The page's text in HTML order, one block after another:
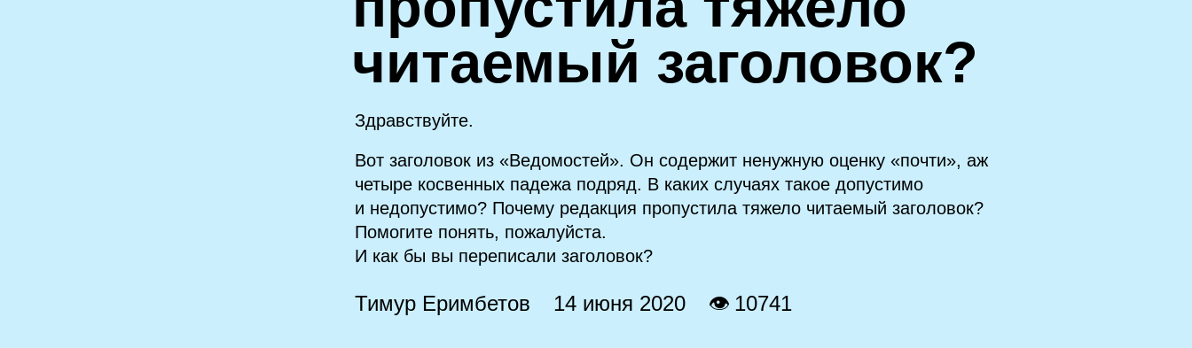
читаемый заголовок?
Здравствуйте.
Вот заголовок из «Ведомостей». Он содержит ненужную оценку «почти», аж
четыре косвенных падежа подряд. В каких случаях такое допустимо
и недопустимо? Почему редакция пропустила тяжело читаемый заголовок?
Помогите понять, пожалуйста.
И как бы вы переписали заголовок?
Тимур Еримбетов 14 июня 2020 👁 10741